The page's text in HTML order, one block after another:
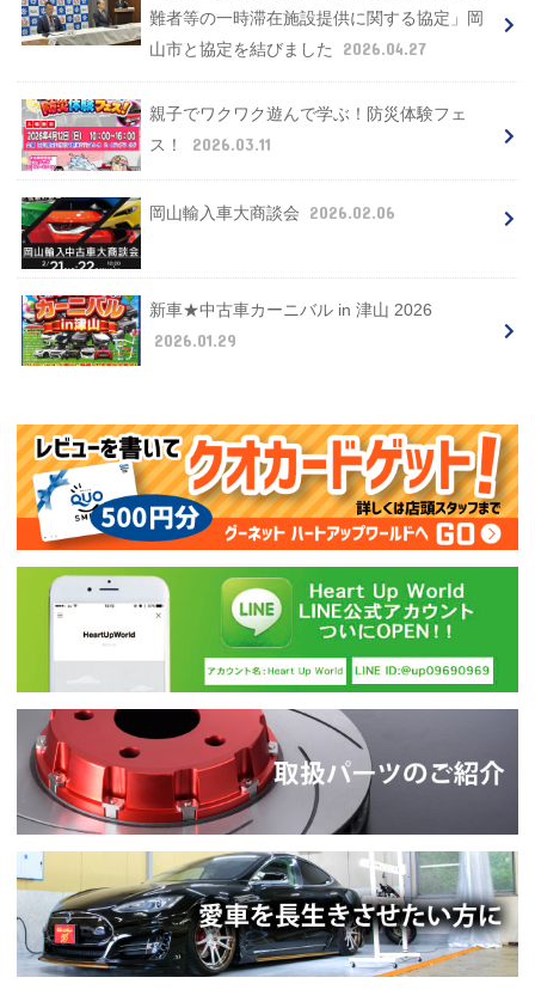
難者等の一時滞在施設提供に関する協定」岡
山市と協定を結びました
2026.04.27
親子でワクワク遊んで学ぶ！防災体験フェ
ス！
2026.03.11
岡山輸入車大商談会 2026.02.06
新車★中古車カーニバル in 津山 2026
2026.01.29